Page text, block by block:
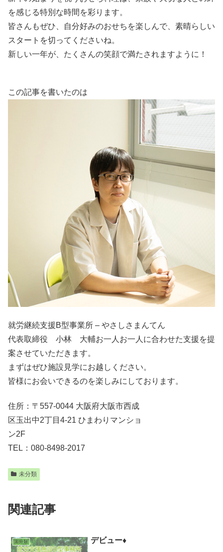
を感じる特別な時間を彩ります。
皆さんもぜひ、自分好みのおせちを楽しんで、素晴らしい
スタートを切ってくださいね。
新しい一年が、たくさんの笑顔で満たされますように！
この記事を書いたのは
就労継続支援B型事業所 – やさしさまんてん
代表取締役 小林 大輔お一人お一人に合わせた支援を提
案させていただきます。
まずはぜひ施設見学にお越しください。
皆様にお会いできるのを楽しみにしております。
住所：〒557-0044 大阪府大阪市西成
区玉出中2丁目4-21 ひまわりマンショ
ン2F
TEL：080-8498-2017
未分類
関連記事
未分類 デビュー♦️